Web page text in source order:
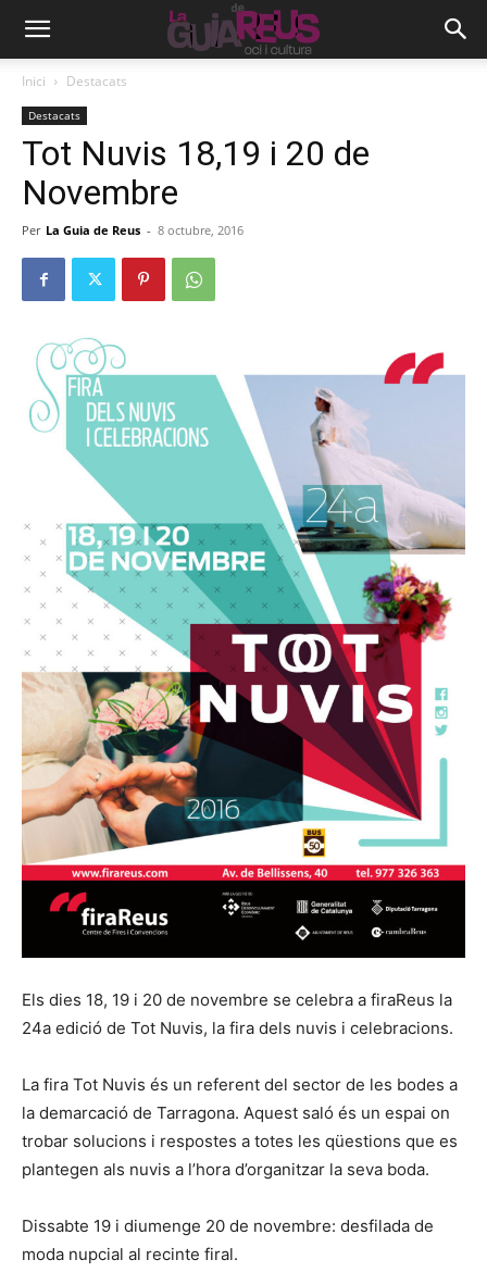
Inici Destacats
Destacats
Tot Nuvis 18,19 i 20 de
Novembre
Per La Guia de Reus - 8 octubre, 2016
Els dies 18, 19 i 20 de novembre se celebra a firaReus la
24a edició de Tot Nuvis, la fira dels nuvis i celebracions.
La fira Tot Nuvis és un referent del sector de les bodes a
la demarcació de Tarragona. Aquest saló és un espai on
trobar solucions i respostes a totes les qüestions que es
plantegen als nuvis a l’hora d’organitzar la seva boda.
Dissabte 19 i diumenge 20 de novembre: desfilada de
moda nupcial al recinte firal.